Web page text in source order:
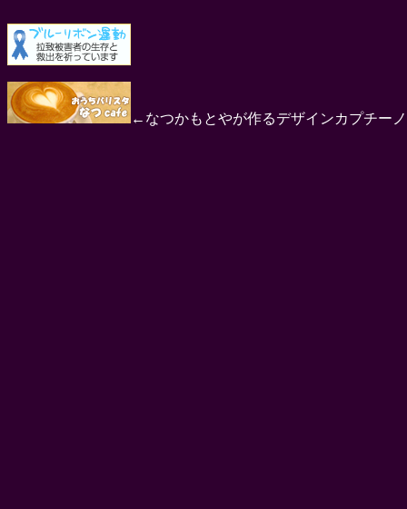
←なつかもとやが作るデザインカプチー